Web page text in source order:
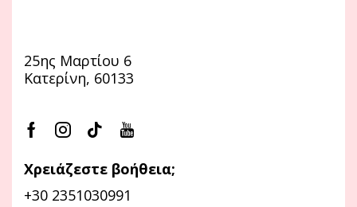
25ης Μαρτίου 6
Κατερίνη, 60133
Χρειάζεστε βοήθεια;
+30 2351030991